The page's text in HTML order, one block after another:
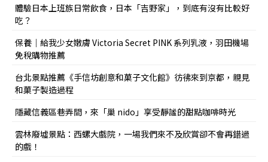
體驗日本上班族日常飲食，日本「吉野家」，到底有沒有比較好
吃？
保養｜給我少女嫩膚 Victoria Secret PINK 系列乳液，羽田機場
免稅購物推薦
台北景點推薦《手信坊創意和菓子文化館》彷彿來到京都，親見
和菓子製造過程
隱藏信義區巷弄間，來「巢 nido」享受靜謐的甜點咖啡時光
雲林廢墟景點：西螺大戲院，一場我們來不及欣賞卻不會再錯過
的戲！